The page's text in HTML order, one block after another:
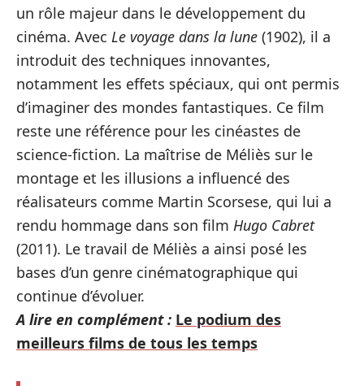
un rôle majeur dans le développement du
cinéma. Avec Le voyage dans la lune (1902), il a
introduit des techniques innovantes,
notamment les effets spéciaux, qui ont permis
d’imaginer des mondes fantastiques. Ce film
reste une référence pour les cinéastes de
science-fiction. La maîtrise de Méliès sur le
montage et les illusions a influencé des
réalisateurs comme Martin Scorsese, qui lui a
rendu hommage dans son film Hugo Cabret
(2011). Le travail de Méliès a ainsi posé les
bases d’un genre cinématographique qui
continue d’évoluer.
A lire en complément : Le podium des
meilleurs films de tous les temps